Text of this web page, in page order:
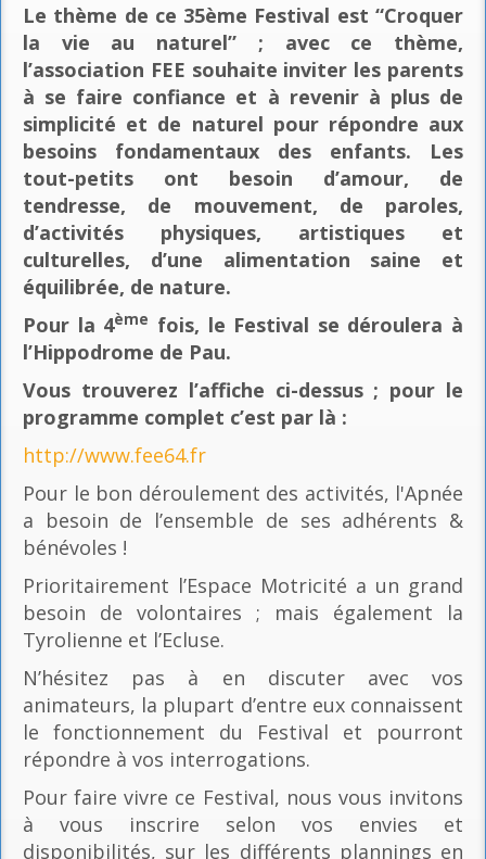
Le thème de ce 35ème Festival est “Croquer
la vie au naturel” ; avec ce thème,
l’association FEE souhaite inviter les parents
à se faire confiance et à revenir à plus de
simplicité et de naturel pour répondre aux
besoins fondamentaux des enfants. Les
tout-petits ont besoin d’amour, de
tendresse, de mouvement, de paroles,
d’activités physiques, artistiques et
culturelles, d’une alimentation saine et
équilibrée, de nature.
Pour la 4ème fois, le Festival se déroulera à
l’Hippodrome de Pau.
Vous trouverez l’affiche ci-dessus ; pour le
programme complet c’est par là :
http://www.fee64.fr
Pour le bon déroulement des activités, l'Apnée
a besoin de l’ensemble de ses adhérents &
bénévoles !
Prioritairement l’Espace Motricité a un grand
besoin de volontaires ; mais également la
Tyrolienne et l’Ecluse.
N’hésitez pas à en discuter avec vos
animateurs, la plupart d’entre eux connaissent
le fonctionnement du Festival et pourront
répondre à vos interrogations.
Pour faire vivre ce Festival, nous vous invitons
à vous inscrire selon vos envies et
disponibilités, sur les différents plannings en